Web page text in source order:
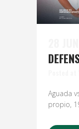
Aguada
propio,